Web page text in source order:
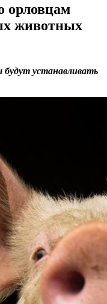
орловцам
животных
будут устанавливать